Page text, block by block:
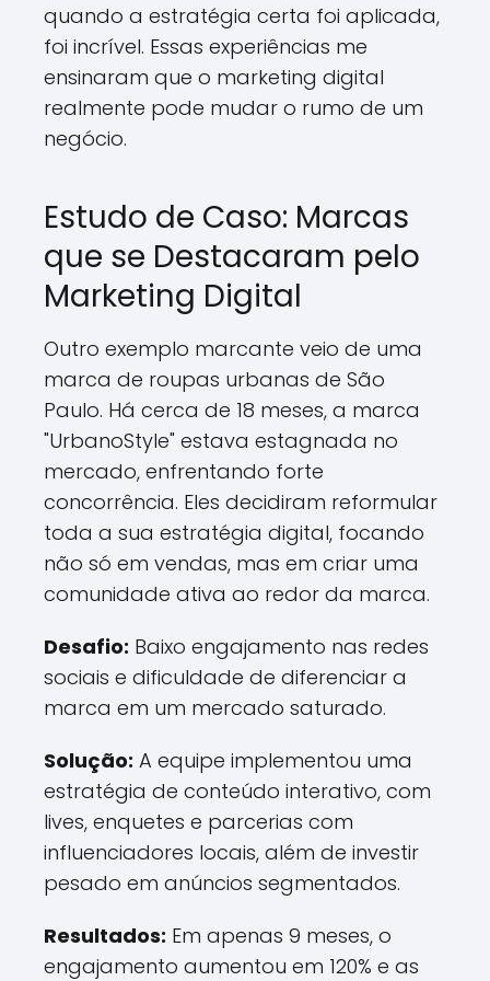
quando a estratégia certa foi aplicada,
foi incrível. Essas experiências me
ensinaram que o marketing digital
realmente pode mudar o rumo de um
negócio.
Estudo de Caso: Marcas
que se Destacaram pelo
Marketing Digital
Outro exemplo marcante veio de uma
marca de roupas urbanas de São
Paulo. Há cerca de 18 meses, a marca
"UrbanoStyle" estava estagnada no
mercado, enfrentando forte
concorrência. Eles decidiram reformular
toda a sua estratégia digital, focando
não só em vendas, mas em criar uma
comunidade ativa ao redor da marca.
Desafio: Baixo engajamento nas redes
sociais e dificuldade de diferenciar a
marca em um mercado saturado.
Solução: A equipe implementou uma
estratégia de conteúdo interativo, com
lives, enquetes e parcerias com
influenciadores locais, além de investir
pesado em anúncios segmentados.
Resultados: Em apenas 9 meses, o
engajamento aumentou em 120% e as